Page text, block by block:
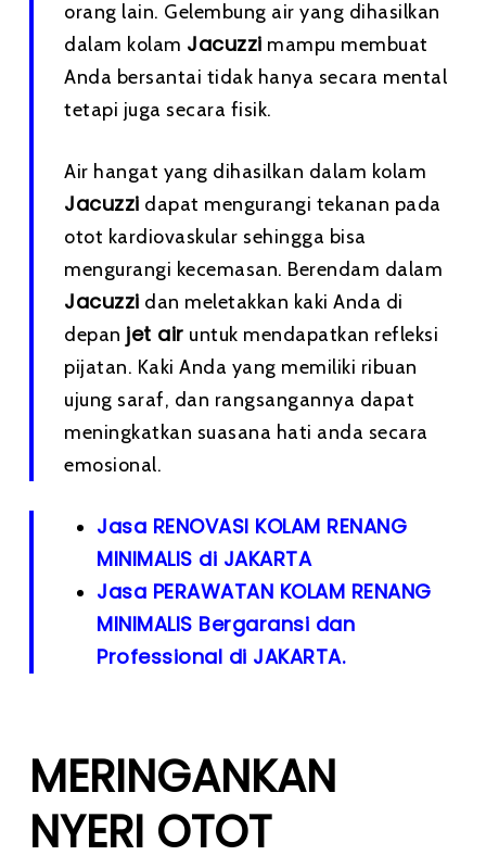
orang lain. Gelembung air yang dihasilkan
dalam kolam Jacuzzi mampu membuat
Anda bersantai tidak hanya secara mental
tetapi juga secara fisik.
Air hangat yang dihasilkan dalam kolam
Jacuzzi dapat mengurangi tekanan pada
otot kardiovaskular sehingga bisa
mengurangi kecemasan. Berendam dalam
Jacuzzi dan meletakkan kaki Anda di
depan jet air untuk mendapatkan refleksi
pijatan. Kaki Anda yang memiliki ribuan
ujung saraf, dan rangsangannya dapat
meningkatkan suasana hati anda secara
emosional.
Jasa RENOVASI KOLAM RENANG
MINIMALIS di JAKARTA
Jasa PERAWATAN KOLAM RENANG
MINIMALIS Bergaransi dan
Professional di JAKARTA.
MERINGANKAN
NYERI OTOT